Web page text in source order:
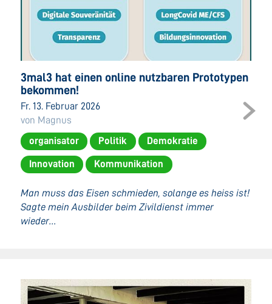
3mal3 hat einen online nutzbaren Prototypen
bekommen!
Fr. 13. Februar 2026
von Magnus
organisator
Politik Demokratie
Innovation Kommunikation
Man muss das Eisen schmieden, solange es heiss ist!
Sagte mein Ausbilder beim Zivildienst immer
wieder…